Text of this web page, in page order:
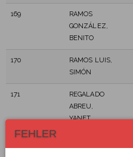
169
RAMOS
GONZÁLEZ,
BENITO
170
RAMOS LUIS,
SIMÓN
171
REGALADO
ABREU,
YANET
FEHLER